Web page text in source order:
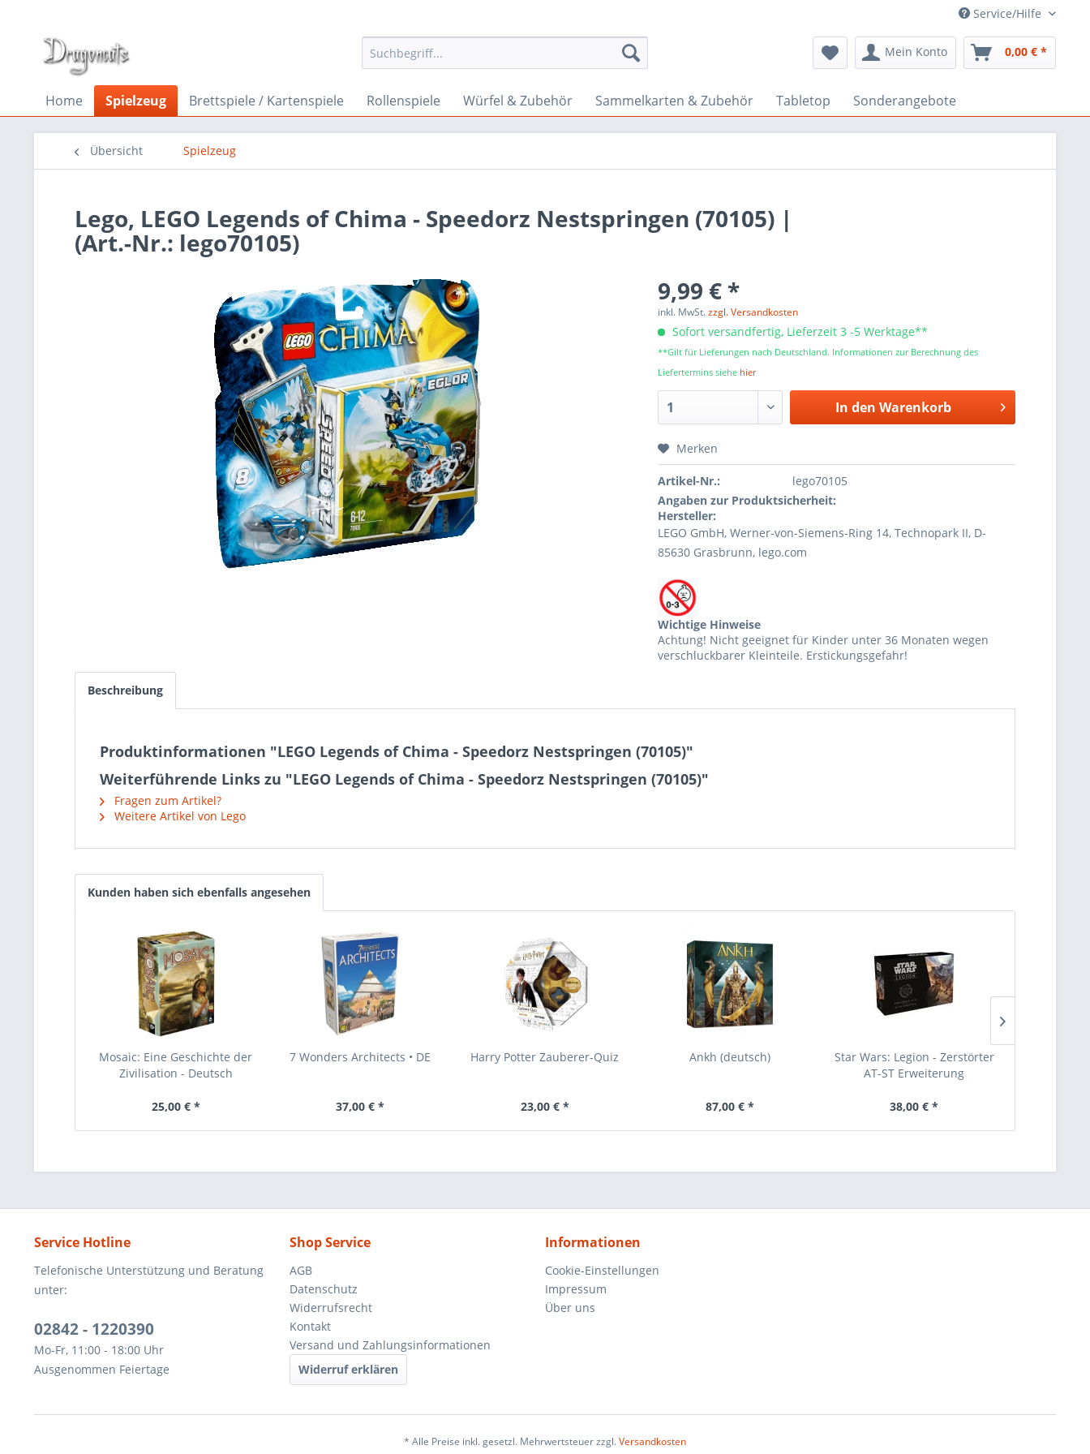
Service/Hilfe
Mein Konto 0,00 € *
Home Spielzeug Brettspiele / Kartenspiele Rollenspiele Würfel & Zubehör Sammelkarten & Zubehör Tabletop Sonderangebote
Übersicht Spielzeug
Lego, LEGO Legends of Chima - Speedorz Nestspringen (70105) |
(Art.-Nr.: lego70105)
9,99 € *
inkl. MwSt.zzgl. Versandkosten
Sofort versandfertig, Lieferzeit 3 -5 Werktage**
**Gilt für Lieferungen nach Deutschland. Informationen zur Berechnung des
Liefertermins siehe hier
In den Warenkorb
Merken
Artikel-Nr.:
lego70105
Angaben zur Produktsicherheit:
Hersteller:
LEGO GmbH, Werner-von-Siemens-Ring 14, Technopark II, D-
85630 Grasbrunn, lego.com
Wichtige Hinweise
Achtung! Nicht geeignet für Kinder unter 36 Monaten wegen
verschluckbarer Kleinteile. Erstickungsgefahr!
Beschreibung
Produktinformationen "LEGO Legends of Chima - Speedorz Nestspringen (70105)"
Weiterführende Links zu "LEGO Legends of Chima - Speedorz Nestspringen (70105)"
Fragen zum Artikel?
Weitere Artikel von Lego
Kunden haben sich ebenfalls angesehen
Mosaic: Eine Geschichte der
Zivilisation - Deutsch
25,00 € *
7 Wonders Architects • DE
37,00 € *
Harry Potter Zauberer-Quiz
23,00 € *
Ankh (deutsch)
87,00 € *
Star Wars: Legion - Zerstörter
AT-ST Erweiterung
38,00 € *
Service Hotline
Telefonische Unterstützung und Beratung
unter:
02842 - 1220390
Mo-Fr, 11:00 - 18:00 Uhr
Ausgenommen Feiertage
Shop Service
AGB
Datenschutz
Widerrufsrecht
Kontakt
Versand und Zahlungsinformationen
Widerruf erklären
Informationen
Cookie-Einstellungen
Impressum
Über uns
* Alle Preise inkl. gesetzl. Mehrwertsteuer zzgl.Versandkosten